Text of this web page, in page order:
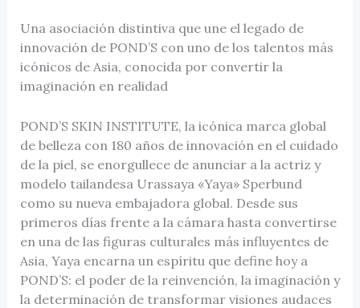
Una asociación distintiva que une el legado de
innovación de POND’S con uno de los talentos más
icónicos de Asia, conocida por convertir la
imaginación en realidad
POND’S SKIN INSTITUTE, la icónica marca global
de belleza con 180 años de innovación en el cuidado
de la piel, se enorgullece de anunciar a la actriz y
modelo tailandesa Urassaya «Yaya» Sperbund
como su nueva embajadora global. Desde sus
primeros días frente a la cámara hasta convertirse
en una de las figuras culturales más influyentes de
Asia, Yaya encarna un espíritu que define hoy a
POND’S: el poder de la reinvención, la imaginación y
la determinación de transformar visiones audaces